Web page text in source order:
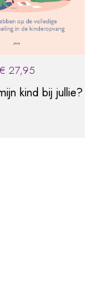
mogelijk
vroegtijdig
leraar
€ 27,95
kind bij jullie?